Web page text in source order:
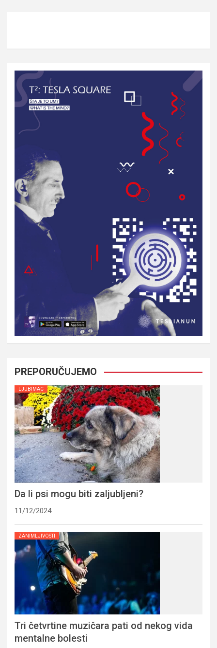
PREPORUČUJEMO
LJUBIMAC
Da li psi mogu biti zaljubljeni?
11/12/2024
ZANIMLJIVOSTI
Tri četvrtine muzičara pati od nekog vida
mentalne bolesti